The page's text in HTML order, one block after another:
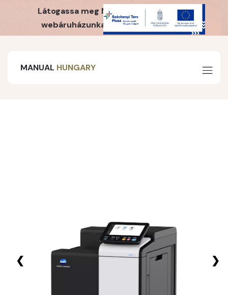
Látogassa meg MH Webshop irodaszer
webáruházunkat is! Kattintson ide!
MANUAL HUNGARY
❮ ❯